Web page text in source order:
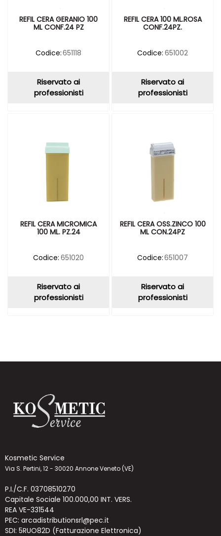
REFIL CERA GERANIO 100
ML CONF.24 PZ
Codice:651118
Riservato ai
professionisti
REFIL CERA 100 ML.ROSA
CONF.24PZ.
Codice: 651002
Riservato ai
professionisti
REFIL CERA MICROMICA
100 ML. PZ.24
Codice: 651020
Riservato ai
professionisti
REFIL CERA OSS.ZINCO 100
ML CON.24PZ
Codice:651007
Riservato ai
professionisti
Kosmetic Service
Via S. Pertini, 12 - 30020 Annone Veneto (VE)
P.I./C.F. 03708510270
Capitale Sociale 100.000,00 INT. VERS.
REA VE-331544
PEC: arcadistributionsrl@pec.it
SDI: 5RUO82D (Fatturazione Elettronica)